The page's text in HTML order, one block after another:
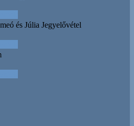
és Júlia Jegyelővétel